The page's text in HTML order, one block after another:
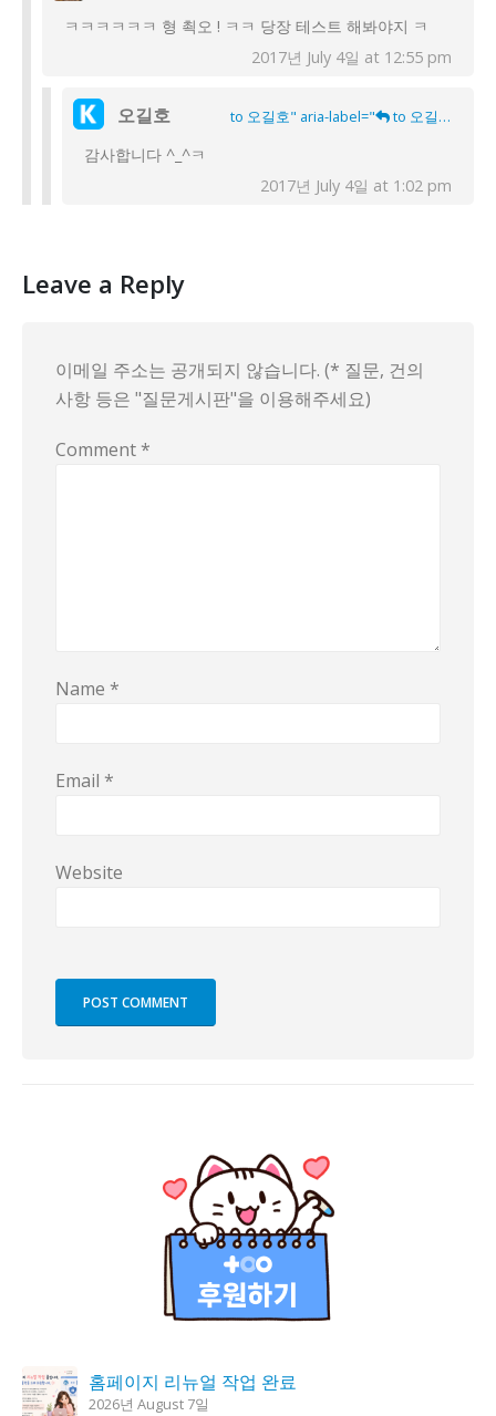
ㅋㅋㅋㅋㅋㅋ 형 쵝오 ! ㅋㅋ 당장 테스트 해봐야지 ㅋ
2017년 July 4일 at 12:55 pm
오길호 to 오길호" aria-label=" to 오길호">
감사합니다 ^_^ㅋ
2017년 July 4일 at 1:02 pm
Leave a Reply
이메일 주소는 공개되지 않습니다. (* 질문, 건의
사항 등은 "질문게시판"을 이용해주세요)
Comment *
Name *
Email *
Website
홈페이지 리뉴얼 작업 완료
2026년 August 7일